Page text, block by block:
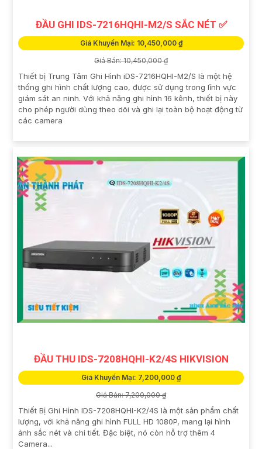
ĐẦU GHI IDS-7216HQHI-M2/S SẮC NÉT ✅
Giá Khuyến Mại: 10,450,000 ₫
Giá Bán: 10,450,000 ₫
Thiết bị Trung Tâm Ghi Hình iDS-7216HQHI-M2/S là một hệ
thống ghi hình chất lượng cao, được sử dụng trong lĩnh vực
giám sát an ninh. Với khả năng ghi hình 16 kênh, thiết bị này
cho phép người dùng theo dõi và ghi lại toàn bộ hoạt động từ
các camera
ĐẦU THU IDS-7208HQHI-K2/4S HIKVISION
Giá Khuyến Mại: 7,200,000 ₫
Giá Bán: 7,200,000 ₫
Thiết Bị Ghi Hình IDS-7208HQHI-K2/4S là một sản phẩm chất
lượng, với khả năng ghi hình FULL HD 1080P, mang lại hình
ảnh sắc nét và chi tiết. Đặc biệt, nó còn hỗ trợ thêm 4
Camera...